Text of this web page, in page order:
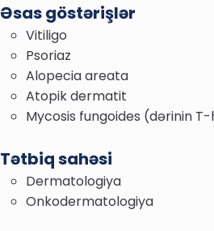
Əsas göstərişlər
Vitiligo
Psoriaz
Alopecia areata
Atopik dermatit
Mycosis fungoides (dərinin
Tətbiq sahəsi
Dermatologiya
Onkodermatologiya